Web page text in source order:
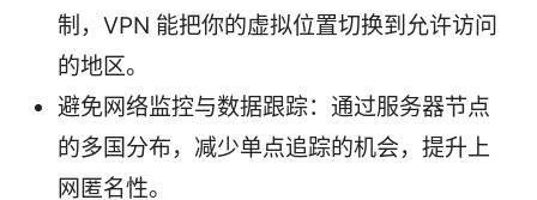
制，VPN 能把你的虚拟位置切换到允许访问
的地区。
避免网络监控与数据跟踪：通过服务器节点
的多国分布，减少单点追踪的机会，提升上
网匿名性。